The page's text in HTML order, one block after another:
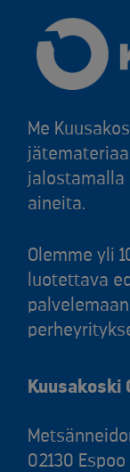
Me
jalostamalla
aineita.
Olemme yli
luotettava
Kuusakoski
02130 Espoo